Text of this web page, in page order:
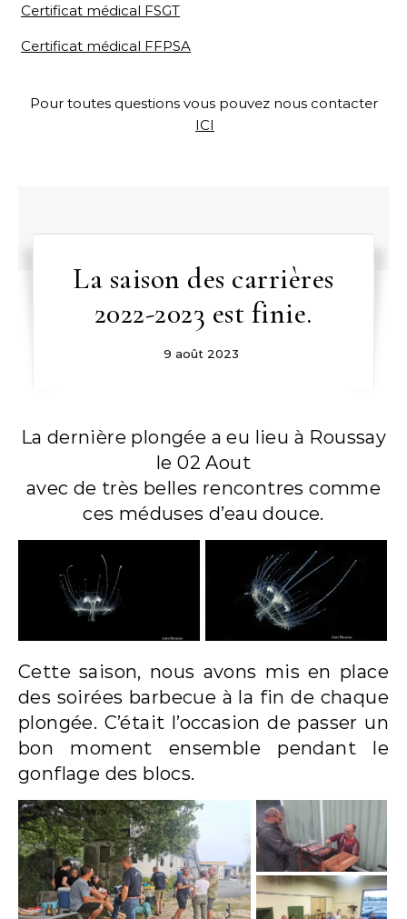
Certificat médical FSGT
Certificat médical FFPSA
Pour toutes questions vous pouvez nous contacter
ICI
La saison des carrières
2022-2023 est finie.
9 août 2023
La dernière plongée a eu lieu à Roussay
le 02 Aout
avec de très belles rencontres comme
ces méduses d’eau douce.
Cette saison, nous avons mis en place
des soirées barbecue à la fin de chaque
plongée. C’était l’occasion de passer un
bon moment ensemble pendant le
gonflage des blocs.